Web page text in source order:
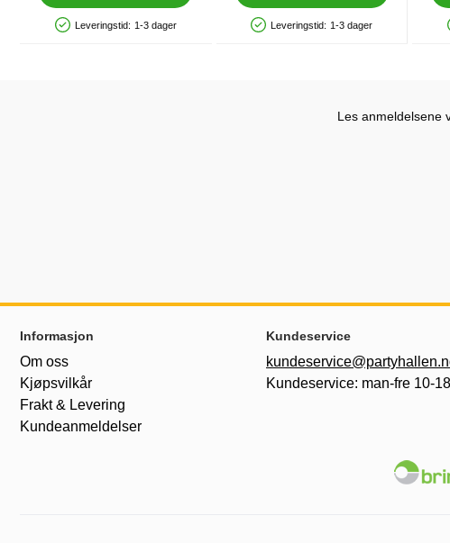
Produkttilgjengelighet: På lager
Leveringstid: 1-3 dager
Produkttilgjengelighet: På lager
Leveringstid: 1-3 dager
Les anmeldelsene
Footer-innhold Blandet informasjon og lenker
Informasjon
Om oss
Kjøpsvilkår
Frakt & Levering
Kundeanmeldelser
Kundeservice
Kundeservice: man-fre 10-18